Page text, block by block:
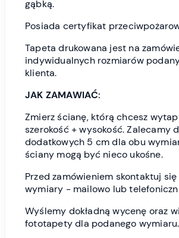
gąbką.
Posiada certyfikat
Tapeta drukowana jest na
indywidualnych rozmiarów
klienta.
JAK ZAMAWIAĆ:
Zmierz ścianę, którą chcesz
szerokość + wysokość. Zalecamy
dodatkowych 5 cm dla obu
ściany mogą być nieco ukośne.
Przed zamówieniem skontaktuj
wymiary - mailowo lub
Wyślemy dokładną wycenę oraz
fototapety dla podanego wymiaru.